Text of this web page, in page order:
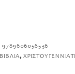
9789606056536
,